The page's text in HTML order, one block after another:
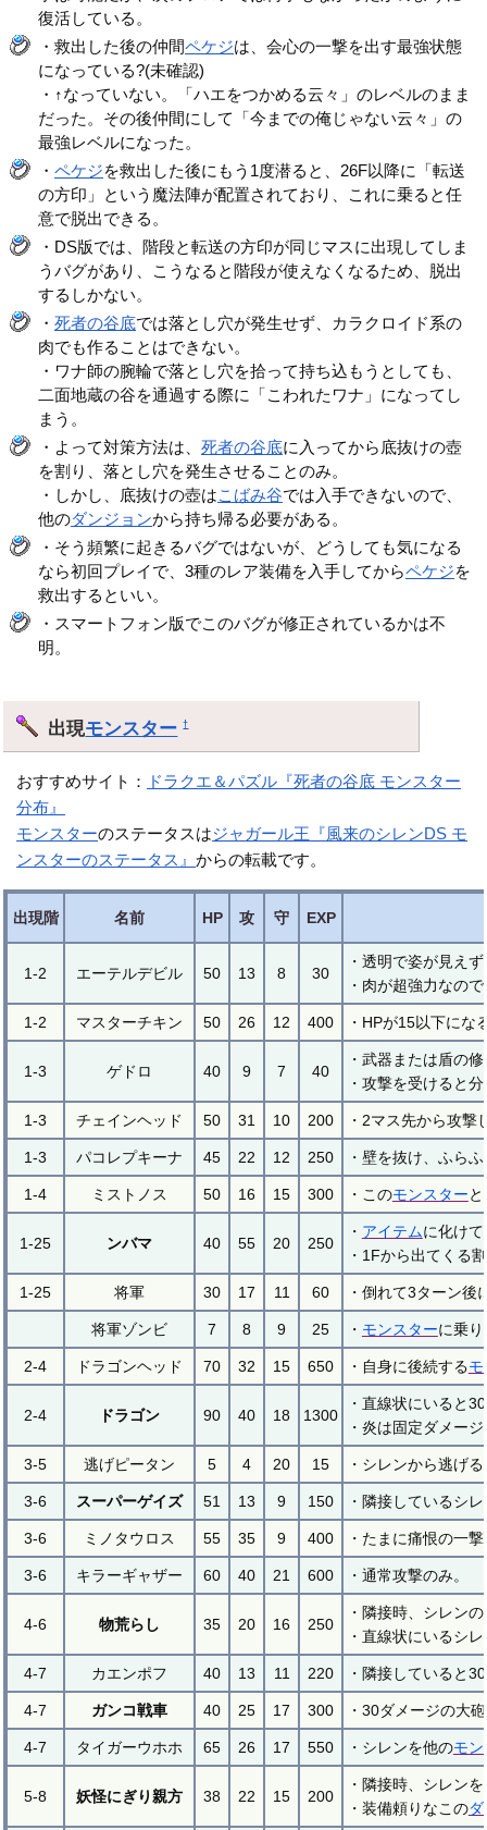
復活している。
・救出した後の仲間ペケジは、会心の一撃を出す最強状態
になっている?(未確認)
・↑なっていない。「ハエをつかめる云々」のレベルのまま
だった。その後仲間にして「今までの俺じゃない云々」の
最強レベルになった。
・ペケジを救出した後にもう1度潜ると、26F以降に「転送
の方印」という魔法陣が配置されており、これに乗ると任
意で脱出できる。
・DS版では、階段と転送の方印が同じマスに出現してしま
うバグがあり、こうなると階段が使えなくなるため、脱出
するしかない。
・死者の谷底では落とし穴が発生せず、カラクロイド系の
肉でも作ることはできない。
・ワナ師の腕輪で落とし穴を拾って持ち込もうとしても、
二面地蔵の谷を通過する際に「こわれたワナ」になってし
まう。
・よって対策方法は、死者の谷底に入ってから底抜けの壺
を割り、落とし穴を発生させることのみ。
・しかし、底抜けの壺はこばみ谷では入手できないので、
他のダンジョンから持ち帰る必要がある。
・そう頻繁に起きるバグではないが、どうしても気になる
なら初回プレイで、3種のレア装備を入手してからペケジを
救出するといい。
・スマートフォン版でこのバグが修正されているかは不
明。
出現モンスター †
おすすめサイト：
ドラクエ＆パズル『死者の谷底 モンスター
分布』
モンスターのステータスはジャガール王『風来のシレンDS モ
ンスターのステータス』からの転載です。
出現階 名前 HP 攻 守 EXP
1-2 エーテルデビル 50 13 8 30
・透明で姿が見え
・肉が超強力なの
1-2 マスターチキン 50 26 12 400 ・HPが15以下にな
1-3 ゲドロ 40 9 7 40
・武器または盾の
・攻撃を受けると
1-3 チェインヘッド 50 31 10 200 ・2マス先から攻撃
1-3 パコレプキーナ 45 22 12 250 ・壁を抜け、ふら
1-4 ミストノス 50 16 15 300 ・このモンスター
1-25 ンバマ 40 55 20 250
・ アイテムに化け
・1Fから出てくる
1-25 将軍 30 17 11 60 ・倒れて3ターン後
将軍ゾンビ 7 8 9 25 ・ モンスターに乗
2-4 ドラゴンヘッド 70 32 15 650 ・自身に後続する
2-4 ドラゴン 90 40 18 1300
・直線状にいると
・炎は固定ダメー
3-5 逃げピータン 5 4 20 15 ・シレンから逃げ
3-6 スーパーゲイズ 51 13 9 150 ・隣接しているシ
3-6 ミノタウロス 55 35 9 400 ・たまに痛恨の一
3-6 キラーギャザー 60 40 21 600 ・通常攻撃のみ。
4-6 物荒らし 35 20 16 250
・隣接時、シレンの
・直線状にいるシ
4-7 カエンポフ 40 13 11 220 ・隣接していると
4-7 ガンコ戦車 40 25 17 300 ・30ダメージの大
4-7 タイガーウホホ 65 26 17 550 ・シレンを他のモン
5-8 妖怪にぎり親方 38 22 15 200
・隣接時、シレン
・装備頼りなこのダ